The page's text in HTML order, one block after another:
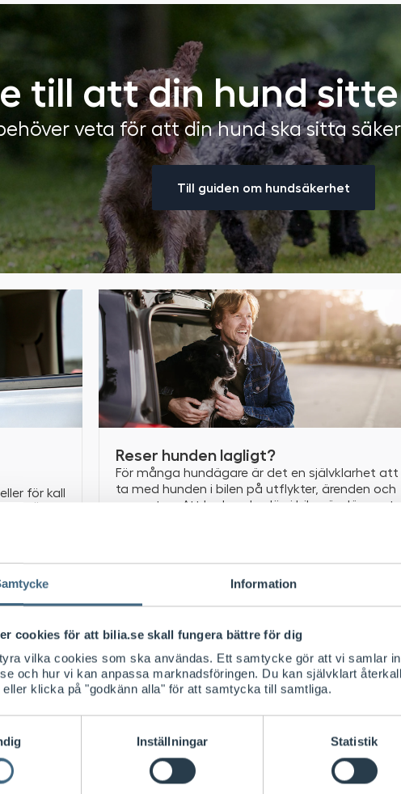
Information
cookies för att bilia.se skall fungera bättre för dig
vilka cookies som ska användas. Ett samtycke gör att vi samlar
och hur vi kan anpassa marknadsföringen. Du kan självklart
eller klicka på "godkänn alla" för att samtycka till samtliga.
Inställningar Statistik
till att din hund
veta för att din hund ska sitta
Till guiden om hundsäkerhet
för kall
Även
att
-5°C får
tillsyn.
att det
Reser hunden lagligt?
För många hundägare är det en självklarhet att
ta med hunden i bilen på utflykter, ärenden och
semestrar. Att ha hunden lös i bilen är däremot
hundburar till människans bästa